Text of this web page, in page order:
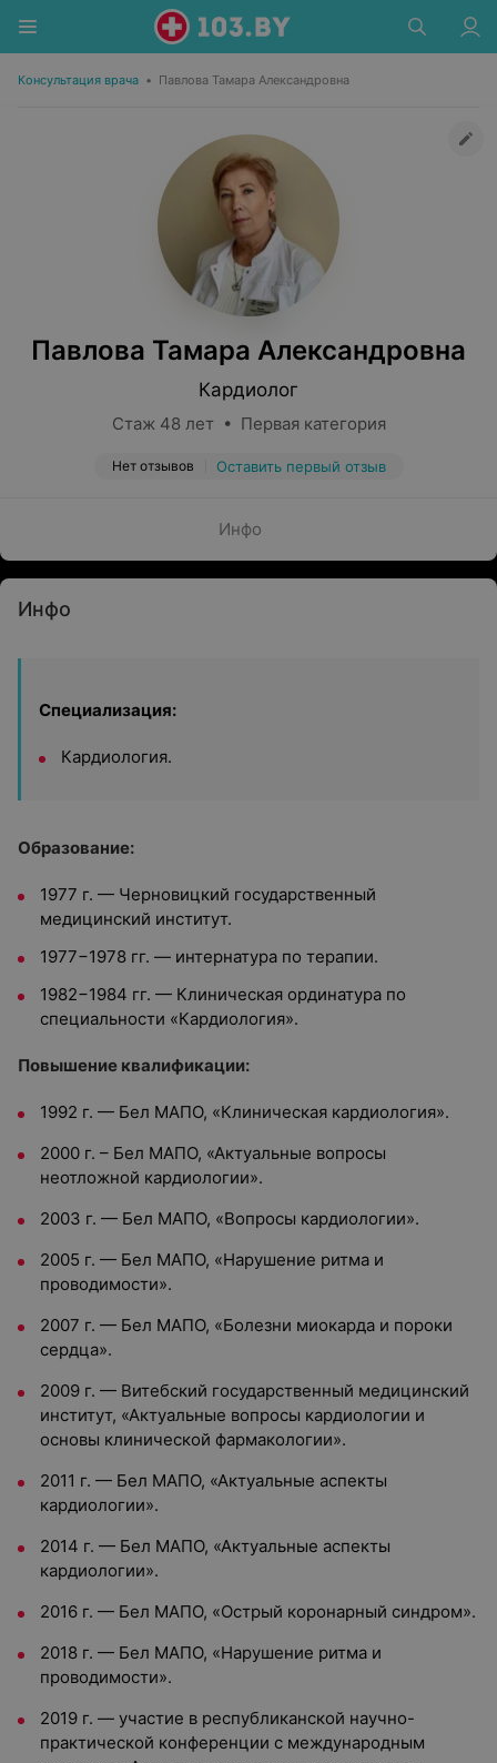
Консультация врача • Павлова Тамара Александровна
Павлова Тамара Александровна
Кардиолог
Стаж 48 лет • Первая категория
Нет отзывов Оставить первый отзыв
Инфо
Инфо
Специализация:
Кардиология.
Образование:
1977 г. — Черновицкий государственный
медицинский институт.
1977−1978 гг. — интернатура по терапии.
1982−1984 гг. — Клиническая ординатура по
специальности «Кардиология».
Повышение квалификации:
1992 г. — Бел МАПО, «Клиническая кардиология».
2000 г. – Бел МАПО, «Актуальные вопросы
неотложной кардиологии».
2003 г. — Бел МАПО, «Вопросы кардиологии».
2005 г. — Бел МАПО, «Нарушение ритма и
проводимости».
2007 г. — Бел МАПО, «Болезни миокарда и пороки
сердца».
2009 г. — Витебский государственный медицинский
институт, «Актуальные вопросы кардиологии и
основы клинической фармакологии».
2011 г. — Бел МАПО, «Актуальные аспекты
кардиологии».
2014 г. — Бел МАПО, «Актуальные аспекты
кардиологии».
2016 г. — Бел МАПО, «Острый коронарный синдром».
2018 г. — Бел МАПО, «Нарушение ритма и
проводимости».
2019 г. — участие в республиканской научно-
практической конференции с международным